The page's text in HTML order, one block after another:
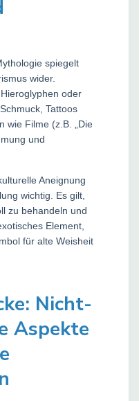
spiegelt
wider.
oder
Tattoos
wie Filme (z.B. „Die
und
Aneignung
wichtig. Es gilt,
zu behandeln und
Element,
für alte Weisheit
Nicht-
Aspekte